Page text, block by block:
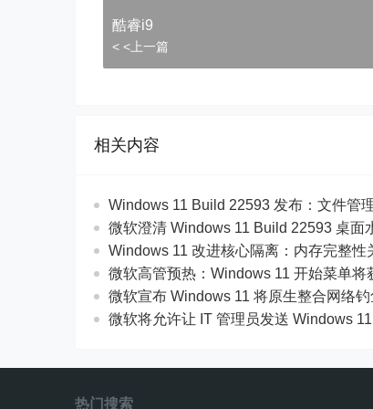
酷睿i9
< <上一篇
相关内容
Windows 11 Build 22593 发布：文件管
微软澄清 Windows 11 Build 22593 桌面
Windows 11 改进核心隔离：内存完整性
微软高管预热：Windows 11 开始菜单将
微软宣布 Windows 11 将原生整合网络钓
微软将允许让 IT 管理员发送 Windows
热门搜索